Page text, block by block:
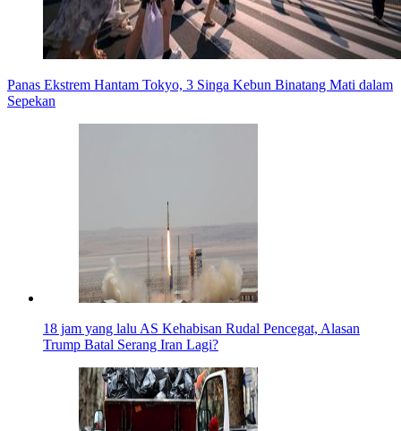
Panas Ekstrem Hantam Tokyo, 3 Singa Kebun Binatang Mati dalam
Sepekan
18 jam yang lalu AS Kehabisan Rudal Pencegat, Alasan
Trump Batal Serang Iran Lagi?